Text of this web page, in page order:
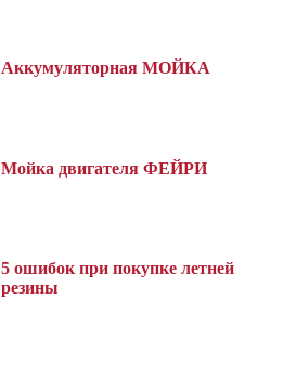
Аккумуляторная МОЙКА
Мойка двигателя ФЕЙРИ
5 ошибок при покупке летней
резины